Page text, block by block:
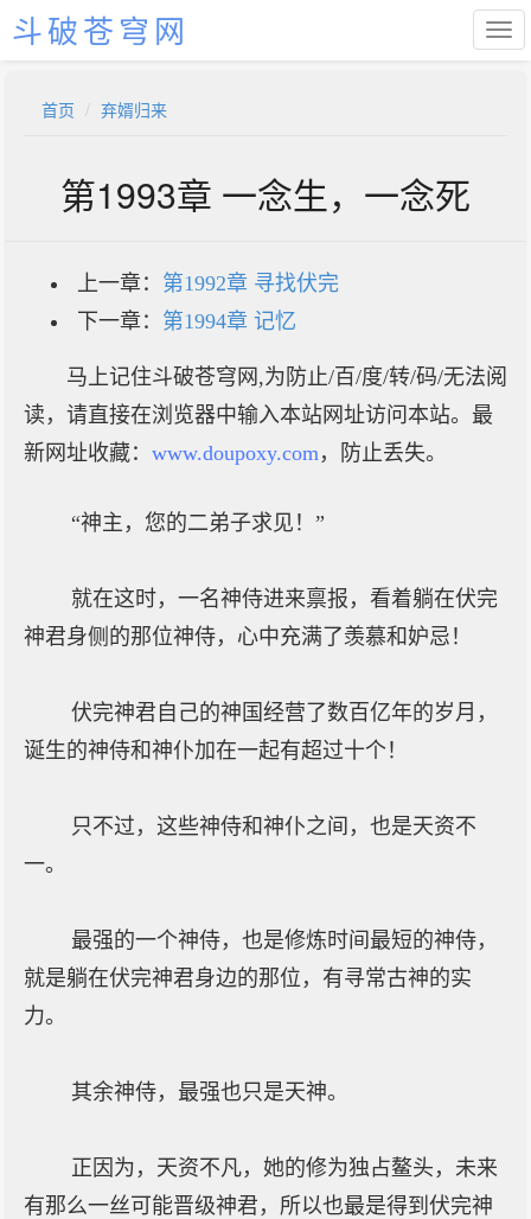
斗破苍穹网
首页 弃婿归来
第1993章 一念生，一念死
上一章： 第1992章 寻找伏完
下一章： 第1994章 记忆
马上记住斗破苍穹网,为防止/百/度/转/码/无法阅
读，请直接在浏览器中输入本站网址访问本站。最
新网址收藏： www.doupoxy.com，防止丢失。
“神主，您的二弟子求见！”
就在这时，一名神侍进来禀报，看着躺在伏完
神君身侧的那位神侍，心中充满了羡慕和妒忌！
伏完神君自己的神国经营了数百亿年的岁月，
诞生的神侍和神仆加在一起有超过十个！
只不过，这些神侍和神仆之间，也是天资不
一。
最强的一个神侍，也是修炼时间最短的神侍，
就是躺在伏完神君身边的那位，有寻常古神的实
力。
其余神侍，最强也只是天神。
正因为，天资不凡，她的修为独占鳌头，未来
有那么一丝可能晋级神君，所以也最是得到伏完神